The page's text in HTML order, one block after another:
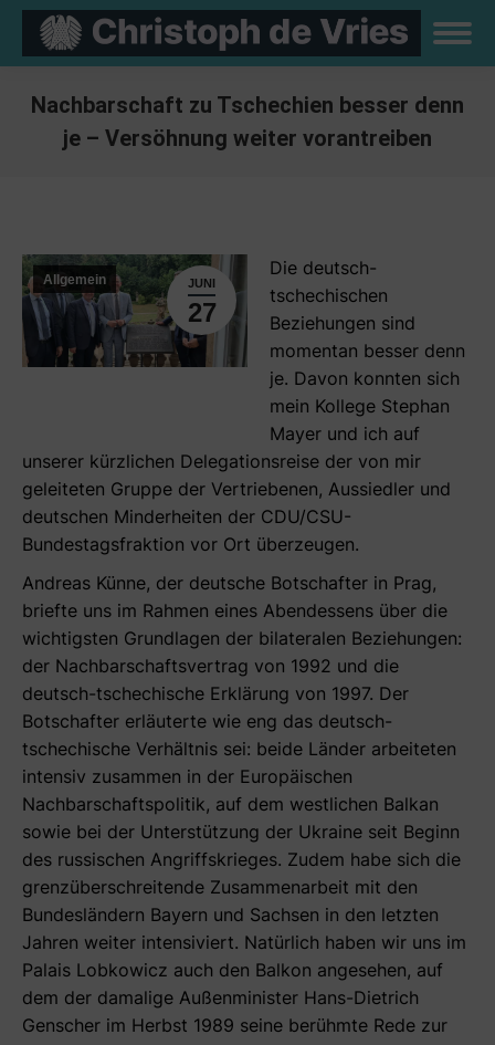
Nachbarschaft zu Tschechien besser denn
je – Versöhnung weiter vorantreiben
JUNI
27
Allgemein
Die deutsch-
tschechischen
Beziehungen sind
momentan besser denn
je. Davon konnten sich
mein Kollege Stephan
Mayer und ich auf
unserer kürzlichen Delegationsreise der von mir
geleiteten Gruppe der Vertriebenen, Aussiedler und
deutschen Minderheiten der CDU/CSU-
Bundestagsfraktion vor Ort überzeugen.
Andreas Künne, der deutsche Botschafter in Prag,
briefte uns im Rahmen eines Abendessens über die
wichtigsten Grundlagen der bilateralen Beziehungen:
der Nachbarschaftsvertrag von 1992 und die
deutsch-tschechische Erklärung von 1997. Der
Botschafter erläuterte wie eng das deutsch-
tschechische Verhältnis sei: beide Länder arbeiteten
intensiv zusammen in der Europäischen
Nachbarschaftspolitik, auf dem westlichen Balkan
sowie bei der Unterstützung der Ukraine seit Beginn
des russischen Angriffskrieges. Zudem habe sich die
grenzüberschreitende Zusammenarbeit mit den
Bundesländern Bayern und Sachsen in den letzten
Jahren weiter intensiviert. Natürlich haben wir uns im
Palais Lobkowicz auch den Balkon angesehen, auf
dem der damalige Außenminister Hans-Dietrich
Genscher im Herbst 1989 seine berühmte Rede zur